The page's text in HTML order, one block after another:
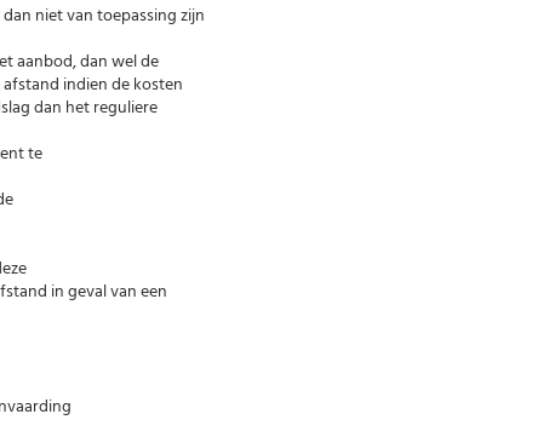
niet van toepassing zijn
aanbod, dan wel de
indien de kosten
dan het reguliere
te
in geval van een